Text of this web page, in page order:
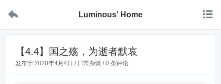
 Luminous' Home 
【4.4】国之殇，为逝者默哀
发布于 2020年4月4日 / 日常杂谈 /0 条评论